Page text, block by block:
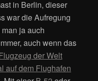
in Berlin, dieser
war die Aufregung
ja auch
auch wenn das
der Welt
auf dem Flughafen